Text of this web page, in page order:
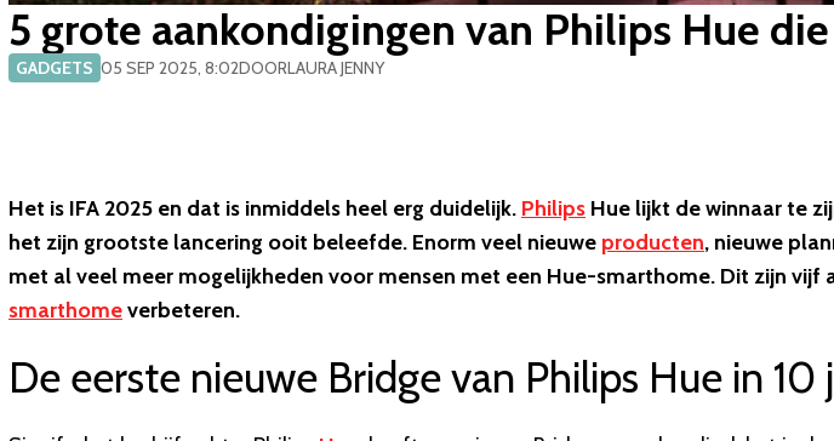
5 grote aankondigingen van Philips Hue
GADGETS 05 SEP 2025, 8:02DOORLAURA JENNY
Het is IFA 2025 en dat is inmiddels heel erg duidelijk. Philips Hue lijkt de winnaar te
het zijn grootste lancering ooit beleefde. Enorm veel nieuwe producten, nieuwe
met al veel meer mogelijkheden voor mensen met een Hue-smarthome. Dit zijn vijf
smarthomeverbeteren.
De eerste nieuwe Bridge van Philips Hue in 10